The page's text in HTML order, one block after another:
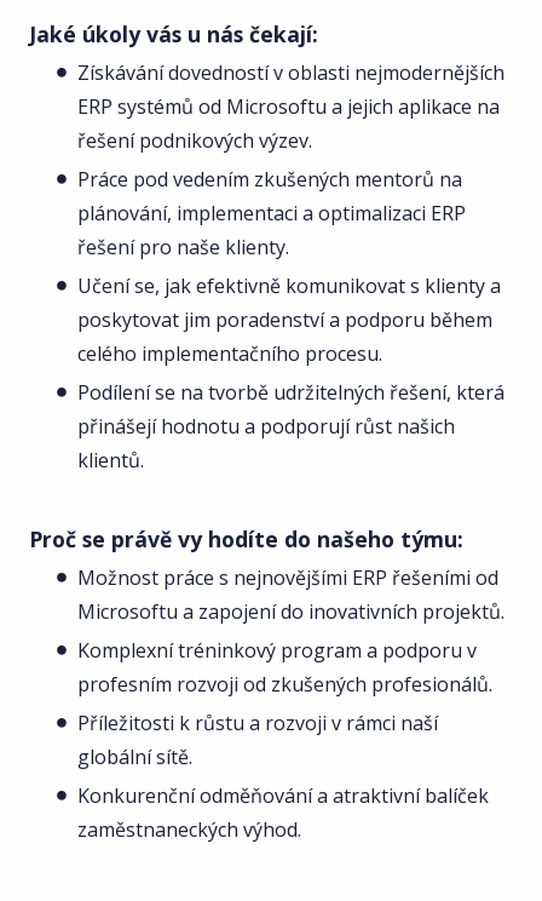
Jaké úkoly vás u nás čekají:
Získávání dovedností v oblasti nejmodernějších
ERP systémů od Microsoftu a jejich aplikace na
řešení podnikových výzev.
Práce pod vedením zkušených mentorů na
plánování, implementaci a optimalizaci ERP
řešení pro naše klienty.
Učení se, jak efektivně komunikovat s klienty a
poskytovat jim poradenství a podporu během
celého implementačního procesu.
Podílení se na tvorbě udržitelných řešení, která
přinášejí hodnotu a podporují růst našich
klientů.
Proč se právě vy hodíte do našeho týmu:
Možnost práce s nejnovějšími ERP řešeními od
Microsoftu a zapojení do inovativních projektů.
Komplexní tréninkový program a podporu v
profesním rozvoji od zkušených profesionálů.
Příležitosti k růstu a rozvoji v rámci naší
globální sítě.
Konkurenční odměňování a atraktivní balíček
zaměstnaneckých výhod.